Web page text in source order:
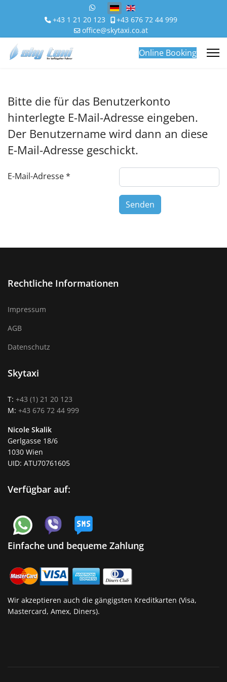
Sprache auswählen
+43 1 21 20 123
+43 676 72 44 999
office@skytaxi.co.at
Online Booking
Bitte die für das Benutzerkonto
hinterlegte E-Mail-Adresse eingeben.
Der Benutzername wird dann an diese
E-Mail-Adresse geschickt.
E-Mail-Adresse*
Senden
Rechtliche Informationen
Impressum
AGB
Datenschutz
Skytaxi
T: +43 (1) 21 20 123
M: +43 676 72 44 999
Nicole Skalik
Gerlgasse 18/6
1030 Wien
UID: ATU70761605
Verfügbar auf:
Einfache und bequeme Zahlung
Wir akzeptieren auch die gängigsten Kreditkarten (Visa,
Mastercard, Amex, Diners).